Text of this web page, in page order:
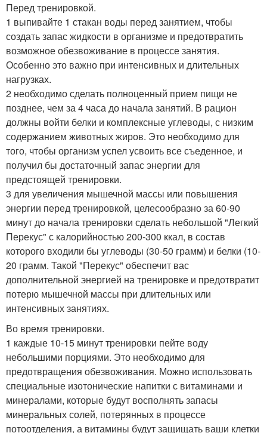
Перед тренировкой.
1 выпивайте 1 стакан воды перед занятием, чтобы
создать запас жидкости в организме и предотвратить
возможное обезвоживание в процессе занятия.
Особенно это важно при интенсивных и длительных
нагрузках.
2 необходимо сделать полноценный прием пищи не
позднее, чем за 4 часа до начала занятий. В рацион
должны войти белки и комплексные углеводы, с низким
содержанием животных жиров. Это необходимо для
того, чтобы организм успел усвоить все съеденное, и
получил бы достаточный запас энергии для
предстоящей тренировки.
3 для увеличения мышечной массы или повышения
энергии перед тренировкой, целесообразно за 60-90
минут до начала тренировки сделать небольшой "Легкий
Перекус" с калорийностью 200-300 ккал, в состав
которого входили бы углеводы (30-50 грамм) и белки (10-
20 грамм. Такой "Перекус" обеспечит вас
дополнительной энергией на тренировке и предотвратит
потерю мышечной массы при длительных или
интенсивных занятиях.
Во время тренировки.
1 каждые 10-15 минут тренировки пейте воду
небольшими порциями. Это необходимо для
предотвращения обезвоживания. Можно использовать
специальные изотонические напитки с витаминами и
минералами, которые будут восполнять запасы
минеральных солей, потерянных в процессе
потоотделения, а витамины будут защищать ваши клетки